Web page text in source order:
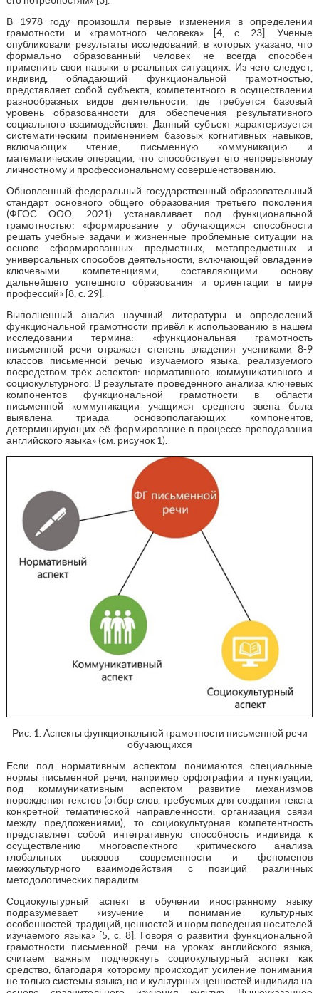
В 1978 году произошли первые изменения в определении
грамотности и «грамотного человека» [4, с. 23]. Ученые
опубликовали результаты исследований, в которых указано, что
формально образованный человек не всегда способен
применить свои навыки в реальных ситуациях. Из чего следует,
индивид, обладающий функциональной грамотностью,
представляет собой субъекта, компетентного в осуществлении
разнообразных видов деятельности, где требуется базовый
уровень образованности для обеспечения результативного
социального взаимодействия. Данный субъект характеризуется
систематическим применением базовых когнитивных навыков,
включающих чтение, письменную коммуникацию и
математические операции, что способствует его непрерывному
личностному и профессиональному совершенствованию.
Обновленный федеральный государственный образовательный
стандарт основного общего образования третьего поколения
(ФГОС ООО, 2021) устанавливает под функциональной
грамотностью: «формирование у обучающихся способности
решать учебные задачи и жизненные проблемные ситуации на
основе сформированных предметных, метапредметных и
универсальных способов деятельности, включающей овладение
ключевыми компетенциями, составляющими основу
дальнейшего успешного образования и ориентации в мире
профессий» [8, с. 29].
Выполненный анализ научный литературы и определений
функциональной грамотности привёл к использованию в нашем
исследовании термина: «функциональная грамотность
письменной речи отражает степень владения учениками 8-9
классов письменной речью изучаемого языка, реализуемого
посредством трёх аспектов: нормативного, коммуникативного и
социокультурного. В результате проведенного анализа ключевых
компонентов функциональной грамотности в области
письменной коммуникации учащихся среднего звена была
выявлена триада основополагающих компонентов,
детерминирующих её формирование в процессе преподавания
английского языка» (см. рисунок 1).
Рис. 1. Аспекты функциональной грамотности письменной речи
обучающихся
Если под нормативным аспектом понимаются специальные
нормы письменной речи, например орфографии и пунктуации,
под коммуникативным аспектом развитие механизмов
порождения текстов (отбор слов, требуемых для создания текста
конкретной тематической направленности, организация связи
между предложениями), то социокультурная компетентность
представляет собой интегративную способность индивида к
осуществлению многоаспектного критического анализа
глобальных вызовов современности и феноменов
межкультурного взаимодействия с позиций различных
методологических парадигм.
Социокультурный аспект в обучении иностранному языку
подразумевает «изучение и понимание культурных
особенностей, традиций, ценностей и норм поведения носителей
изучаемого языка» [5, c. 8]. Говоря о развитии функциональной
грамотности письменной речи на уроках английского языка,
считаем важным подчеркнуть социокультурный аспект как
средство, благодаря которому происходит усиление понимания
не только системы языка, но и культурных ценностей индивида на